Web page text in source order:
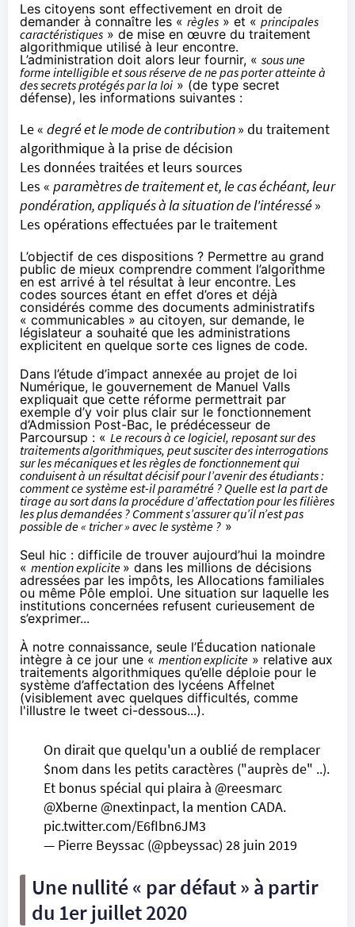
Les citoyens sont effectivement en droit de
demander à connaître les « règles » et « principales
caractéristiques » de mise en œuvre du traitement
algorithmique utilisé à leur encontre.
L’administration doit alors leur fournir, « sous une
forme intelligible et sous réserve de ne pas porter atteinte à
des secrets protégés par la loi » (de type secret
défense), les informations suivantes :
Le « degré et le mode de contribution» du traitement
algorithmique à la prise de décision
Les données traitées et leurs sources
Les « paramètres de traitement et, le cas échéant, leur
pondération, appliqués à la situation de l'intéressé»
Les opérations effectuées par le traitement
L’objectif de ces dispositions ? Permettre au grand
public de mieux comprendre comment l’algorithme
en est arrivé à tel résultat à leur encontre. Les
codes sources étant en effet d’ores et déjà
considérés comme des documents administratifs
« communicables » au citoyen, sur demande, le
législateur a souhaité que les administrations
explicitent en quelque sorte ces lignes de code.
Dans l’étude d’impact annexée au projet de loi
Numérique, le gouvernement de Manuel Valls
expliquait que cette réforme permettrait par
exemple d’y voir plus clair sur le fonctionnement
d’Admission Post-Bac, le prédécesseur de
Parcoursup : « Le recours à ce logiciel, reposant sur des
traitements algorithmiques, peut susciter des interrogations
sur les mécaniques et les règles de fonctionnement qui
conduisent à un résultat décisif pour l’avenir des étudiants :
comment ce système est-il paramétré ? Quelle est la part de
tirage au sort dans la procédure d’affectation pour les filières
les plus demandées ? Comment s’assurer qu’il n’est pas
possible de « tricher » avec le système ? »
Seul hic : difficile de trouver aujourd’hui la moindre
« mention explicite » dans les millions de décisions
adressées par les impôts, les Allocations familiales
ou même Pôle emploi. Une situation sur laquelle les
institutions concernées refusent curieusement de
s’exprimer...
À notre connaissance, seule l’Éducation nationale
intègre à ce jour une « mention explicite » relative aux
traitements algorithmiques qu’elle déploie pour le
système d’affectation des lycéens Affelnet
(visiblement avec quelques difficultés, comme
l'illustre le tweet ci-dessous...).
On dirait que quelqu'un a oublié de remplacer
$nom dans les petits caractères ("auprès de" ..).
Et bonus spécial qui plaira à @reesmarc
@Xberne @nextinpact, la mention CADA.
pic.twitter.com/E6fIbn6JM3
— Pierre Beyssac (@pbeyssac) 28 juin 2019
Une nullité « par défaut » à partir
du 1er juillet 2020